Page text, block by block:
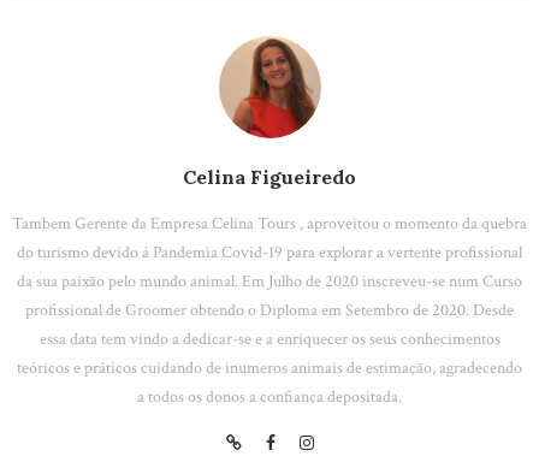
Celina Figueiredo
Tambem Gerente da Empresa Celina Tours , aproveitou o momento da quebra
do turismo devido á Pandemia Covid-19 para explorar a vertente profissional
da sua paixão pelo mundo animal. Em Julho de 2020 inscreveu-se num Curso
profissional de Groomer obtendo o Diploma em Setembro de 2020. Desde
essa data tem vindo a dedicar-se e a enriquecer os seus conhecimentos
teóricos e práticos cuidando de inumeros animais de estimação, agradecendo
a todos os donos a confiança depositada.